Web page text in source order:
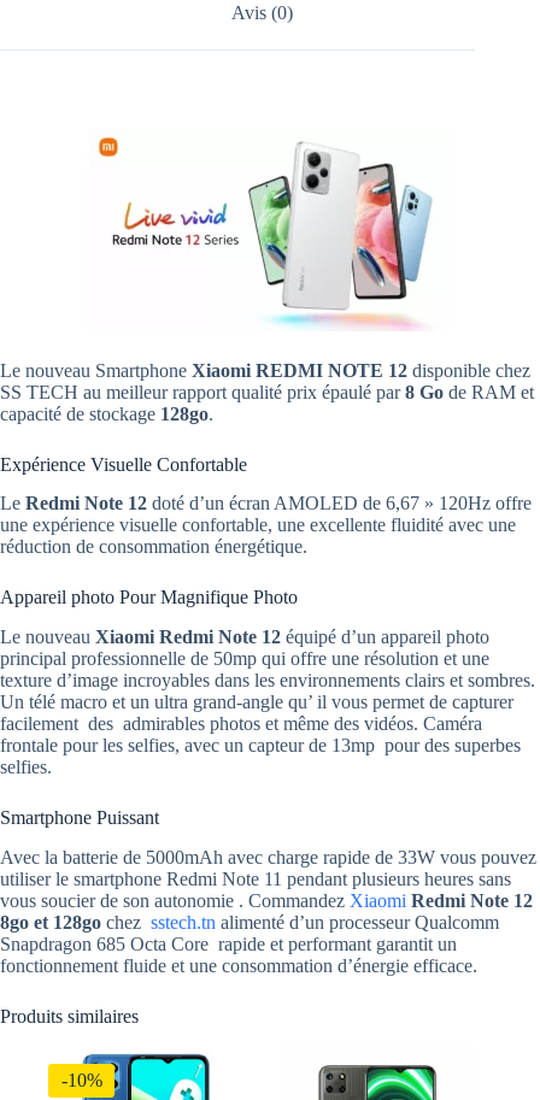
Avis (0)
Le nouveau Smartphone Xiaomi REDMI NOTE 12 disponible chez
SS TECH au meilleur rapport qualité prix épaulé par8 Go de RAM et
capacité de stockage 128go.
Expérience Visuelle Confortable
Le Redmi Note 12 doté d’un écran AMOLED de 6,67 » 120Hz offre
une expérience visuelle confortable, une excellente fluidité avec une
réduction de consommation énergétique.
Appareil photo Pour Magnifique Photo
Le nouveau Xiaomi Redmi Note 12 équipé d’un appareil photo
principal professionnelle de 50mp qui offre une résolution et une
texture d’image incroyables dans les environnements clairs et sombres.
Un télé macro et un ultra grand-angle qu’ il vous permet de capturer
facilement des admirables photos et même des vidéos. Caméra
frontale pour les selfies, avec un capteur de 13mp pour des superbes
selfies.
Smartphone Puissant
Avec la batterie de 5000mAh avec charge rapide de 33W vous pouvez
utiliser le smartphone Redmi Note 11 pendant plusieurs heures sans
vous soucier de son autonomie . Commandez Xiaomi Redmi Note 12
8go et 128go chez sstech.tn alimenté d’un processeur Qualcomm
Snapdragon 685 Octa Core rapide et performant garantit un
fonctionnement fluide et une consommation d’énergie efficace.
Produits similaires
-10%